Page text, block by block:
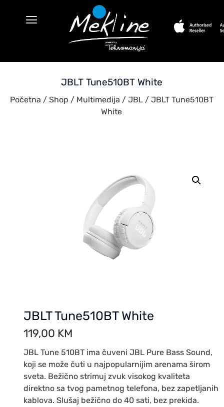
JBLT Tune510BT White
Početna / Shop / Multimedija / JBL/ JBLT Tune510BT
White
JBLT Tune510BT White
119,00 KM
JBL Tune 510BT ima čuveni JBL Pure Bass Sound,
koji se može čuti u najpopularnijim arenama širom
sveta. Bežično strimuj zvuk visokog kvaliteta
direktno sa tvog pametnog telefona, bez zapetljanih
kablova. Slušaj bežično do 40 sati, bez prekida.